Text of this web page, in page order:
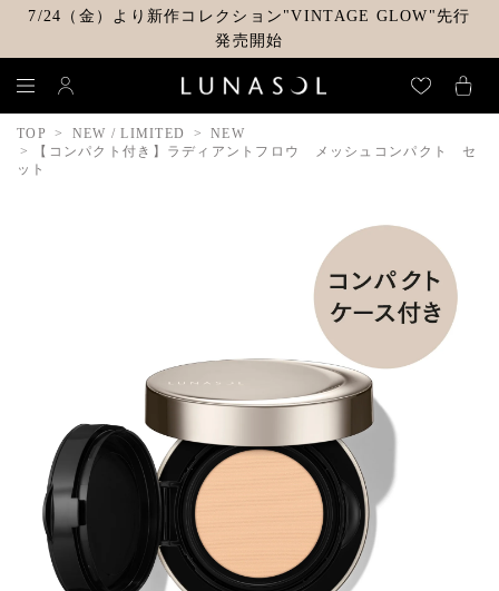
7/24（金）より新作コレクション"VINTAGE GLOW"先行
発売開始
TOP NEW / LIMITED
NEW
【コンパクト付き】ラディアントフロウ メッシュコンパクト セ
ット